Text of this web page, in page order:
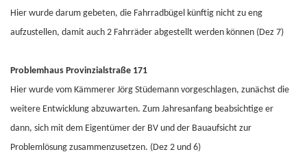
Hier wurde darum gebeten, die Fahrradbügel künftig nicht zu eng
aufzustellen, damit auch 2 Fahrräder abgestellt werden können (Dez 7)
Problemhaus Provinzialstraße 171
Hier wurde vom Kämmerer Jörg Stüdemann vorgeschlagen, zunächst die
weitere Entwicklung abzuwarten. Zum Jahresanfang beabsichtige er
dann, sich mit dem Eigentümer der BV und der Bauaufsicht zur
Problemlösung zusammenzusetzen. (Dez 2 und 6)